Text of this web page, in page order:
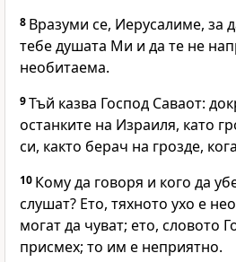
8 Вразуми се, Иерусалиме, за
тебе душата Ми и да те не
необитаема.
9Тъй казва Господ Саваот:
останките на Израиля, като
си, както берач на грозде,
10 Кому да говоря и кого да
слушат? Ето, тяхното ухо е
могат да чуват; ето, словото
присмех; то им е неприятно.